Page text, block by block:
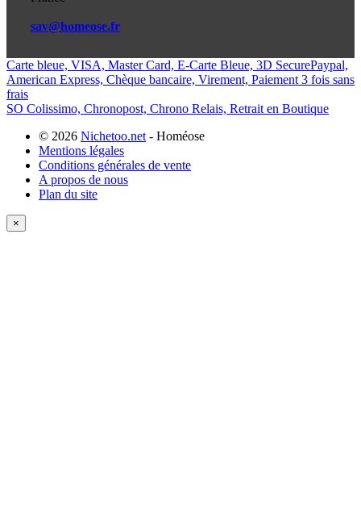
sav@homeose.fr
Carte bleue, VISA, Master Card, E-Carte Bleue, 3D SecurePaypal,
American Express, Chèque bancaire, Virement, Paiement 3 fois sans
frais
SO Colissimo, Chronopost, Chrono Relais, Retrait en Boutique
© 2026 Nichetoo.net - Homéose
Mentions légales
Conditions générales de vente
A propos de nous
Plan du site
×